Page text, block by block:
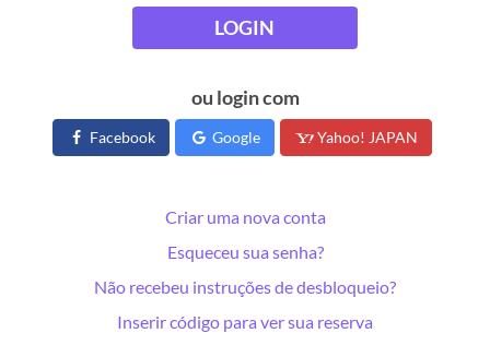
LOGIN
ou login com
Facebook Google Yahoo! JAPAN
Criar uma nova conta
Esqueceu sua senha?
Não recebeu instruções de desbloqueio?
Inserir código para ver sua reserva